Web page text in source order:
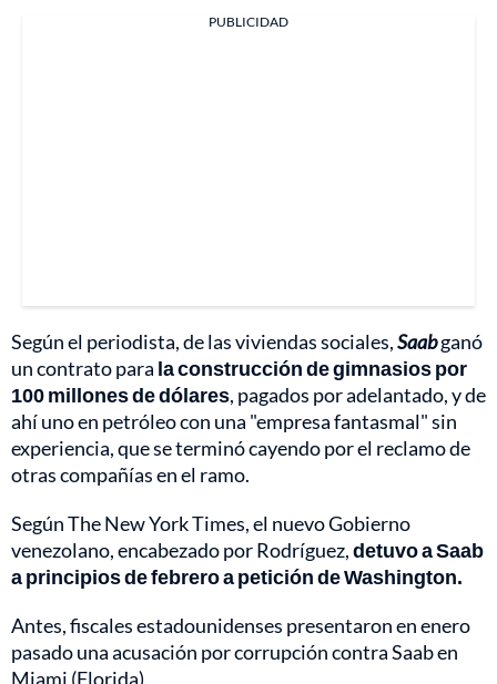
PUBLICIDAD
Según el periodista, de las viviendas sociales,Saabganó
un contrato para la construcción de gimnasios por
100 millones de dólares, pagados por adelantado, y de
ahí uno en petróleo con una "empresa fantasmal" sin
experiencia, que se terminó cayendo por el reclamo de
otras compañías en el ramo.
Según The New York Times, el nuevo Gobierno
venezolano, encabezado por Rodríguez,detuvo a Saab
a principios de febrero a petición de Washington.
Antes, fiscales estadounidenses presentaron en enero
pasado una acusación por corrupción contra Saab en
Miami (Florida).